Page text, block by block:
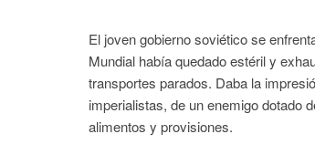
El joven gobierno soviético se
Mundial había quedado estéril y
transportes parados. Daba la
imperialistas, de un enemigo dotado
alimentos y provisiones.